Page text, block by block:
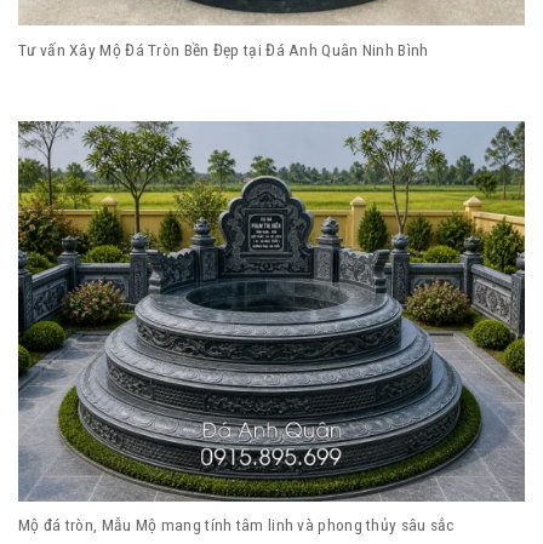
Tư vấn Xây Mộ Đá Tròn Bền Đẹp tại Đá Anh Quân Ninh Bình
Mộ đá tròn, Mẫu Mộ mang tính tâm linh và phong thủy sâu sắc